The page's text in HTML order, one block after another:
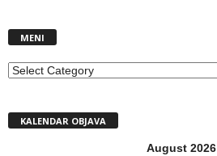
MENI
MENI
KALENDAR OBJAVA
August 2026